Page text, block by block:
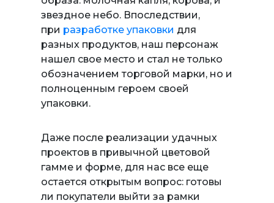
звездное небо. Впоследствии,
при разработке упаковки для
разных продуктов, наш персонаж
нашел свое место и стал не только
обозначением торговой марки, но и
полноценным героем своей
упаковки.
Даже после реализации удачных
проектов в привычной цветовой
гамме и форме, для нас все еще
остается открытым вопрос: готовы
ли покупатели выйти за рамки